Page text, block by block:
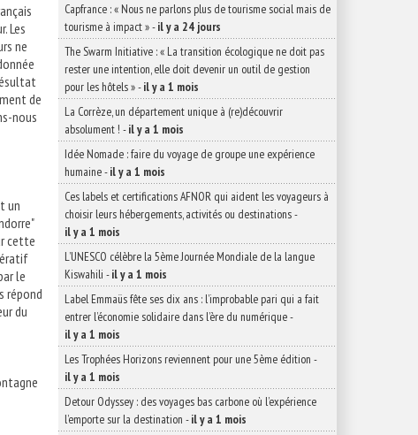
Les
ne
de
nous
un
cette
le
répond
du
Capfrance : « Nous ne parlons plus de tourisme social mais de
tourisme à impact »-il y a 24 jours
The Swarm Initiative : « La transition écologique ne doit pas
rester une intention, elle doit devenir un outil de gestion
pour les hôtels »-il y a 1 mois
La Corrèze, un département unique à (re)découvrir
absolument ! -il y a 1 mois
Idée Nomade : faire du voyage de groupe une expérience
humaine-il y a 1 mois
Ces labels et certifications AFNOR qui aident les voyageurs à
choisir leurs hébergements, activités ou destinations-
il y a 1 mois
L’UNESCO célèbre la 5ème Journée Mondiale de la langue
Kiswahili -il y a 1 mois
Label Emmaüs fête ses dix ans : l’improbable pari qui a fait
entrer l’économie solidaire dans l’ère du numérique-
il y a 1 mois
Les Trophées Horizons reviennent pour une 5ème édition -
il y a 1 mois
Detour Odyssey : des voyages bas carbone où l’expérience
l’emporte sur la destination -il y a 1 mois